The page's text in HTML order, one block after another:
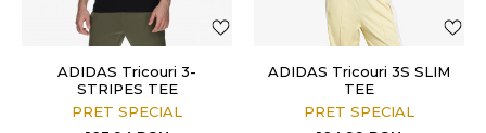
ADIDAS Tricouri 3-
STRIPES TEE
PRET SPECIAL
ADIDAS Tricouri 3S SLIM
TEE
PRET SPECIAL